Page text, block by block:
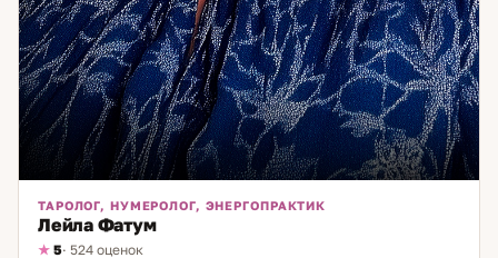
ТАРОЛОГ, НУМЕРОЛОГ, ЭНЕРГОПРАКТИК
Лейла Фатум
5· 524 оценок